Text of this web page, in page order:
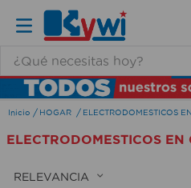
HOGAR ELECTRODOMESTICOS
ELECTRODOMESTICOS EN
RELEVANCIA
TÉRMINOS MÁS BUSCADOS
1.
lamparas
2.
ducha
3.
silla